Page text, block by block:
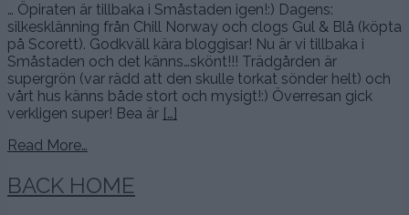
… Öpiraten är tillbaka i Småstaden igen!:) Dagens:
silkesklänning från Chill Norway och clogs Gul & Blå (köpta
på Scorett). Godkväll kära bloggisar! Nu är vi tillbaka i
Småstaden och det känns…skönt!!! Trädgården är
supergrön (var rädd att den skulle torkat sönder helt) och
vårt hus känns både stort och mysigt!:) Överresan gick
verkligen super! Bea är […]
Read More…
BACK HOME